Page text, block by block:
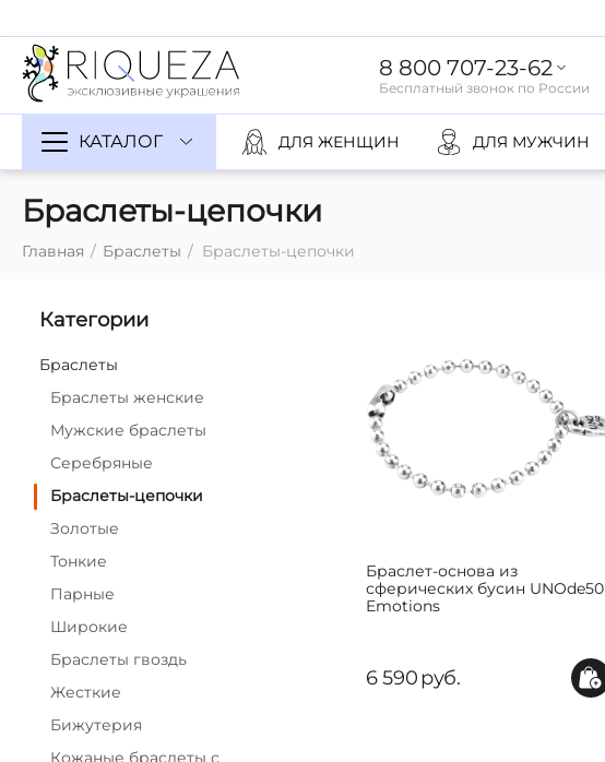
8 800 707-23-62
КАТАЛОГ ДЛЯ ЖЕНЩИН ДЛЯ МУЖЧИН
Браслеты-цепочки
Главная / Браслеты / Браслеты-цепочки
Браслет-основа из
сферических бусин UNOde50
Emotions
6 590руб.
Категории
Браслеты
Браслеты женские
Мужские браслеты
Серебряные
Браслеты-цепочки
Золотые
Тонкие
Парные
Широкие
Браслеты гвоздь
Жесткие
Бижутерия
Кожаные браслеты с